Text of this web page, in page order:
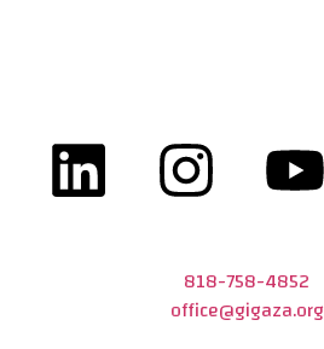
818-758-4852
office@gigaza.org